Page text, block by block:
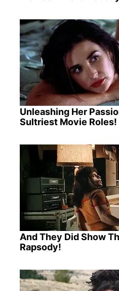
Unleashing Her
Sultriest Movie Roles!
And They Did Show
Rapsody!